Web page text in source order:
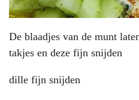
De blaadjes van de munt
takjes en deze fijn snijden
dille fijn snijden